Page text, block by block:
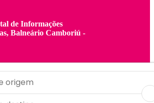
de Informações
Balneário Camboriú -